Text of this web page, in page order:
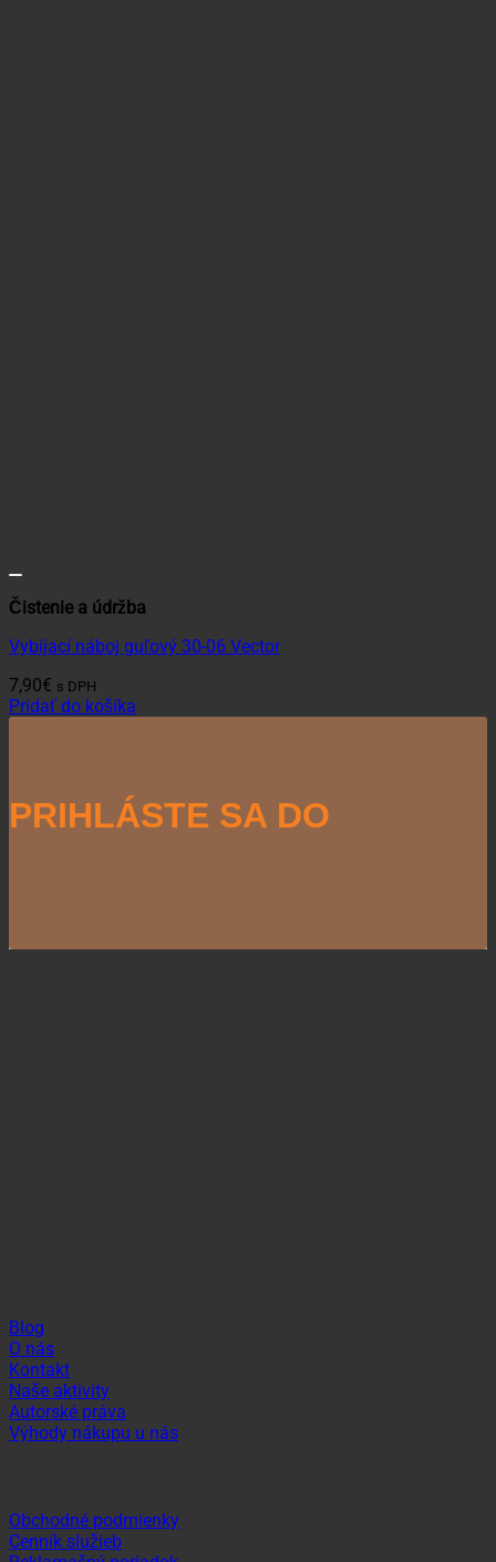
Čistenie a údržba
Vybíjací náboj guľový 30-06 Vector
7,90€ s DPH
Pridať do košíka
PRIHLÁSTE SA DO
Blog
O nás
Kontakt
Naše aktivity
Autorské práva
Výhody nákupu u nás
Obchodné podmienky
Cenník služieb